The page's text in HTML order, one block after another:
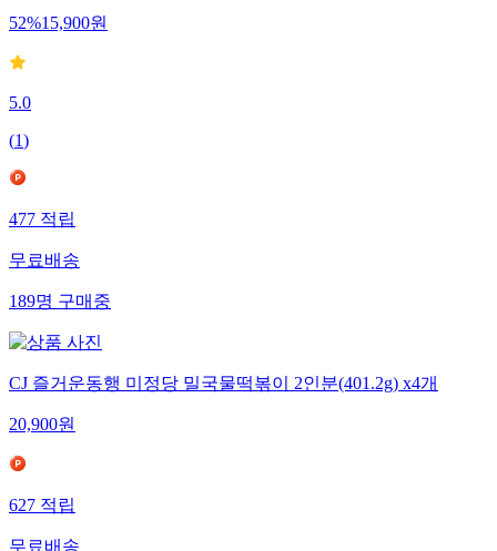
52%15,900원
5.0
(1)
477적립
무료배송
189명구매중
CJ 즐거운동행 미정당 밀국물떡볶이 2인분(401.2g) x4개
20,900원
627적립